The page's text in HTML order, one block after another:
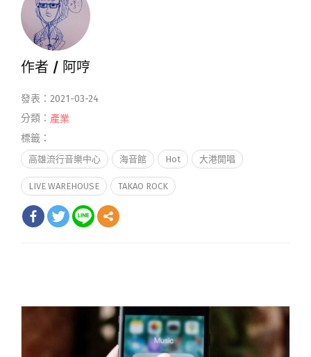
作者 / 阿哼
發表：2021-03-24
分類： 產業
標籤：
高雄流行音樂中心 海音館 Hot 大港開唱
LIVE WAREHOUSE TAKAO ROCK